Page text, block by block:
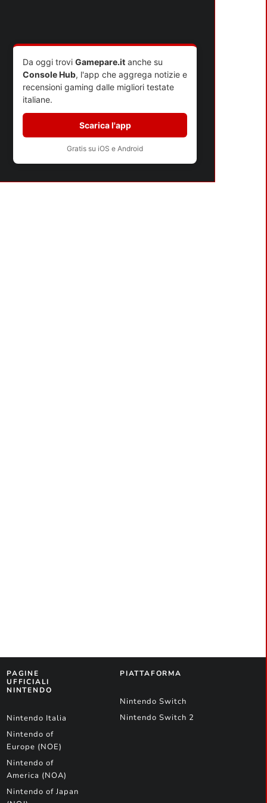
Da oggi trovi Gamepare.it anche su
Console Hub, l'app che aggrega notizie e
recensioni gaming dalle migliori testate
italiane.
Scarica l'app
Gratis su iOS e Android
PAGINE
UFFICIALI
NINTENDO
Nintendo Italia
Nintendo of
Europe (NOE)
Nintendo of
America (NOA)
Nintendo of Japan
PIATTAFORMA
Nintendo Switch
Nintendo Switch 2